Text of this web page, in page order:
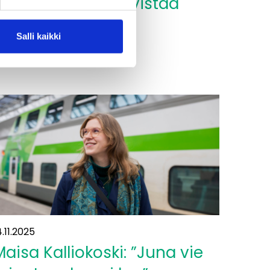
Salli kaikki
Lue lisää
Kalliokoski: ”Juna vie